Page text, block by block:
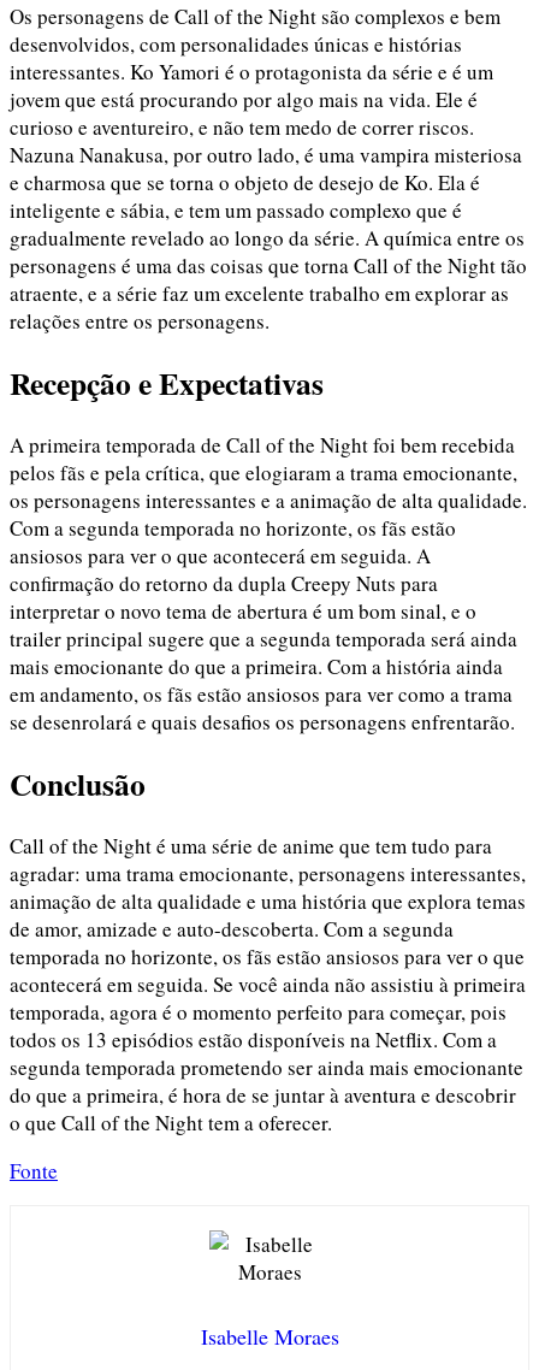
Os personagens de Call of the Night são complexos e bem
desenvolvidos, com personalidades únicas e histórias
interessantes. Ko Yamori é o protagonista da série e é um
jovem que está procurando por algo mais na vida. Ele é
curioso e aventureiro, e não tem medo de correr riscos.
Nazuna Nanakusa, por outro lado, é uma vampira misteriosa
e charmosa que se torna o objeto de desejo de Ko. Ela é
inteligente e sábia, e tem um passado complexo que é
gradualmente revelado ao longo da série. A química entre os
personagens é uma das coisas que torna Call of the Night tão
atraente, e a série faz um excelente trabalho em explorar as
relações entre os personagens.
Recepção e Expectativas
A primeira temporada de Call of the Night foi bem recebida
pelos fãs e pela crítica, que elogiaram a trama emocionante,
os personagens interessantes e a animação de alta qualidade.
Com a segunda temporada no horizonte, os fãs estão
ansiosos para ver o que acontecerá em seguida. A
confirmação do retorno da dupla Creepy Nuts para
interpretar o novo tema de abertura é um bom sinal, e o
trailer principal sugere que a segunda temporada será ainda
mais emocionante do que a primeira. Com a história ainda
em andamento, os fãs estão ansiosos para ver como a trama
se desenrolará e quais desafios os personagens enfrentarão.
Conclusão
Call of the Night é uma série de anime que tem tudo para
agradar: uma trama emocionante, personagens interessantes,
animação de alta qualidade e uma história que explora temas
de amor, amizade e auto-descoberta. Com a segunda
temporada no horizonte, os fãs estão ansiosos para ver o que
acontecerá em seguida. Se você ainda não assistiu à primeira
temporada, agora é o momento perfeito para começar, pois
todos os 13 episódios estão disponíveis na Netflix. Com a
segunda temporada prometendo ser ainda mais emocionante
do que a primeira, é hora de se juntar à aventura e descobrir
o que Call of the Night tem a oferecer.
Fonte
Isabelle Moraes